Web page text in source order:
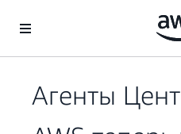
Перейти к главному контенту
Агенты